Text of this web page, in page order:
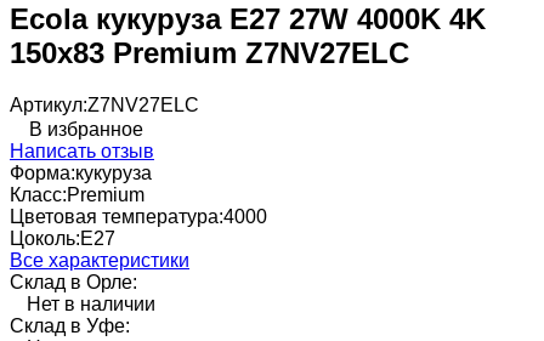
Ecola кукуруза E27 27W 4000K 4K
150x83 Premium Z7NV27ELC
Артикул:Z7NV27ELC
В избранное
Написать отзыв
Форма:кукуруза
Класс:Premium
Цветовая температура:4000
Цоколь:E27
Все характеристики
Склад в Орле:
Нет в наличии
Склад в Уфе: